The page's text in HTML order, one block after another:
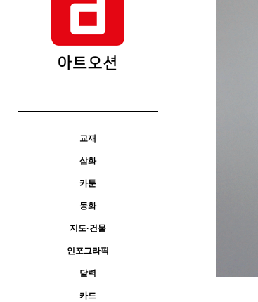
교재
삽화
카툰
동화
지도·건물
인포그라픽
달력
카드